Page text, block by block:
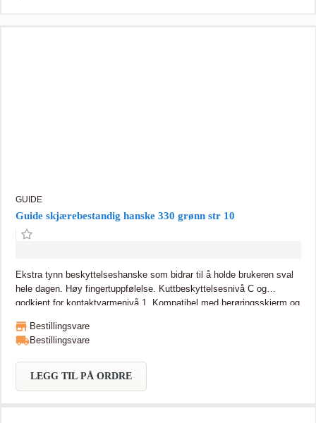
GUIDE
Guide skjærebestandig hanske 330 grønn str 10
Ekstra tynn beskyttelseshanske som bidrar til å holde brukeren sval
hele dagen. Høy fingertuppfølelse. Kuttbeskyttelsesnivå C og
godkjent for kontaktvarmenivå 1. Kompatibel med berøringsskjerm og
Bestillingsvare
Bestillingsvare
LEGG TIL PÅ ORDRE